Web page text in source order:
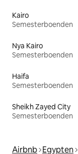
Kairo
Semesterboenden
Nya Kairo
Semesterboenden
Haifa
Semesterboenden
Sheikh Zayed City
Semesterboenden
Airbnb Egypten